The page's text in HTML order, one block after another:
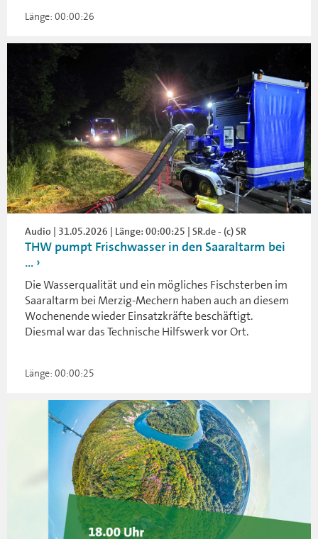
Länge: 00:00:26
Audio | 31.05.2026 | Länge: 00:00:25 | SR.de - (c) SR
THW pumpt Frischwasser in den Saaraltarm bei
...
Die Wasserqualität und ein mögliches Fischsterben im
Saaraltarm bei Merzig-Mechern haben auch an diesem
Wochenende wieder Einsatzkräfte beschäftigt.
Diesmal war das Technische Hilfswerk vor Ort.
Länge: 00:00:25